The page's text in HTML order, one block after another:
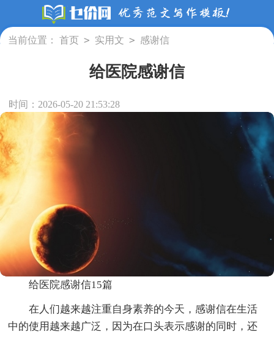
当前位置： 首页 > 实用文 > 感谢信
给医院感谢信
时间：2026-05-20 21:53:28
给医院感谢信15篇
在人们越来越注重自身素养的今天，感谢信在生活
中的使用越来越广泛，因为在口头表示感谢的同时，还